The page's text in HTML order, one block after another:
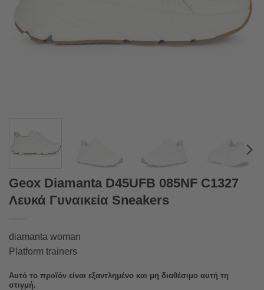
Geox Diamanta D45UFB 085NF C1327
Λευκά Γυναικεία Sneakers
diamanta woman
Platform trainers
Αυτό το προϊόν είναι εξαντλημένο και μη διαθέσιμο αυτή τη
στιγμή.